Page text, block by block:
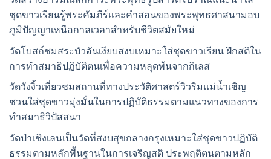
ชุดขาวเรียนรู้พระคัมภีร์และคำสอนของพระพุทธศาสนามอบ
ภูมิปัญญาเหนือกาลเวลาสำหรับชีวิตสมัยใหม่
วัดโบสถ์ชมสระบัวอันเงียบสงบเหมาะใส่ชุดขาวเรียน ฝึกสติใน
การทำสมาธิปฏิบัติตนเพื่อความหลุดพ้นจากกิเลส
วัดวังงิ้วเที่ยวชมสถานที่ทางประวัติศาสตร์วิวริมแม่น้ำเชิญ
ชวนใส่ชุดขาวมุ่งมั่นในการปฏิบัติธรรมตามแนวทางของการ
ทำสมาธิวิปัสสนา
วัดป่าเชิงเลนเป็นวัดที่สงบสุขกลางกรุงเหมาะใส่ชุดขาวปฏิบัติ
ธรรมตามหลักพื้นฐานในการเจริญสติ ประพฤติตนตามหลัก